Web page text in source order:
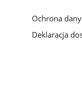
Ochrona
Deklaracja